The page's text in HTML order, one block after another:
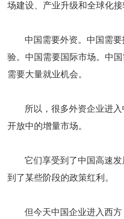
场建设、产业升级和全球化接
中国需要外资。中国需要
验。中国需要国际市场。中
需要大量就业机会。
所以，很多外资企业进入
开放中的增量市场。
它们享受到了中国高速发
到了某些阶段的政策红利。
但今天中国企业进入西方